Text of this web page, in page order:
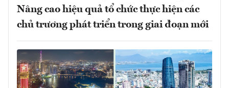
Nâng cao hiệu quả tổ chức thực hiện các
chủ trương phát triển trong giai đoạn mới